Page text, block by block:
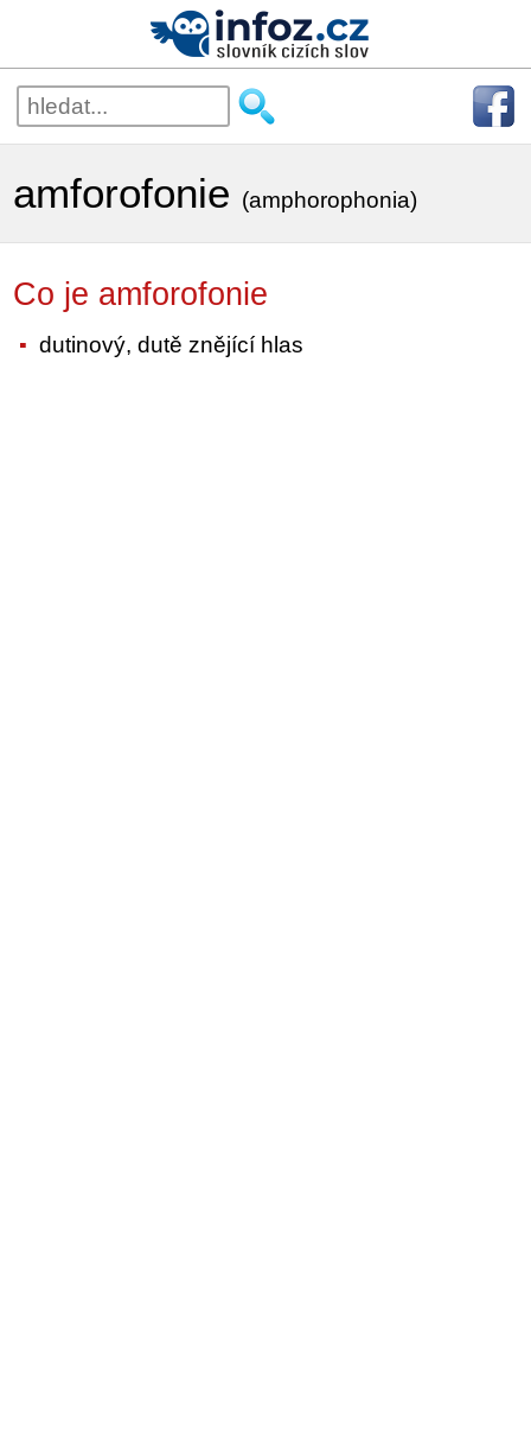
amforofonie (amphorophonia)
Co je amforofonie
dutinový, dutě znějící hlas